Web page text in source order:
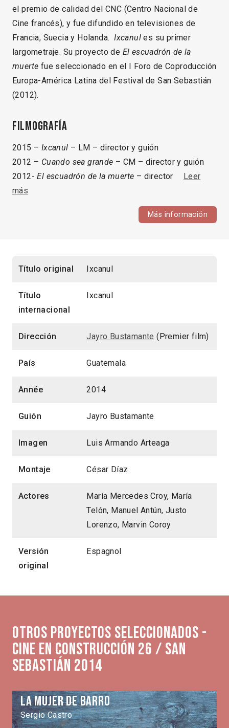
el premio de calidad del CNC (Centro Nacional de
Cine francés), y fue difundido en televisiones de
Francia, Suecia y Holanda. Ixcanul es su primer
largometraje. Su proyecto de El escuadrón de la
muerte fue seleccionado en el I Foro de Coproducción
Europa-América Latina del Festival de San Sebastián
(2012).
Filmografía
2015 – Ixcanul – LM – director y guión
2012 – Cuando sea grande – CM – director y guión
2012-El escuadrón de la muerte – director
Leer
más
Más información
Título original Ixcanul
Título
internacional
Ixcanul
Dirección Jayro Bustamante (Premier film)
País Guatemala
Année 2014
Guión Jayro Bustamante
Imagen Luis Armando Arteaga
Montaje César Díaz
Actores
María Mercedes Croy, María
Telón, Manuel Antún, Justo
Lorenzo, Marvin Coroy
Versión
original
Espagnol
Otros proyectos seleccionados -
Cine en Construcción 26 / San
Sebastián 2014
La mujer de Barro
Sergio Castro